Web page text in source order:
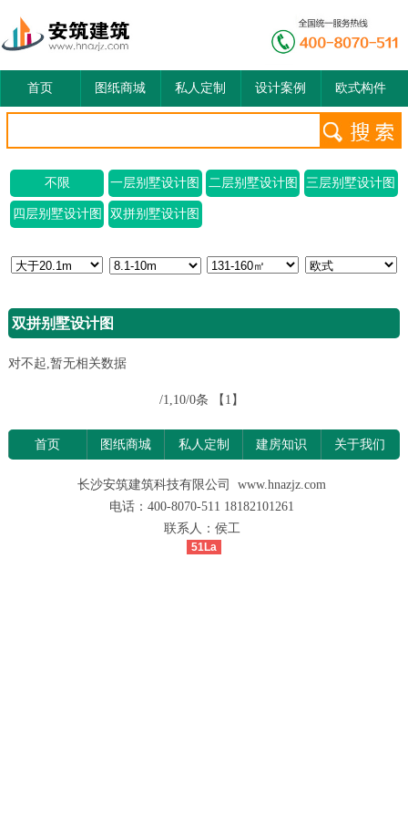
首页 图纸商城 私人定制 设计案例 欧式构件
不限 一层别墅设计图 二层别墅设计图 三层别墅设计图
四层别墅设计图 双拼别墅设计图
双拼别墅设计图
对不起,暂无相关数据
/1,10/0条 【1】
首页 图纸商城 私人定制 建房知识 关于我们
长沙安筑建筑科技有限公司 www.hnazjz.com
电话：400-8070-511 18182101261
联系人：侯工
51La